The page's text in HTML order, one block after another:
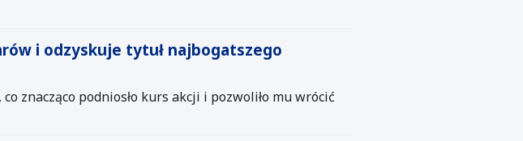
i odzyskuje tytuł najbogatszego
znacząco podniosło kurs akcji i pozwoliło mu wrócić